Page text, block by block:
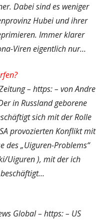
Dabei sind es weniger
Hubei und ihrer
Immer klarer
Viren eigentlich nur…
– https: – von Andre
in Russland geborene
sich mit der Rolle
provozierten Konflikt mit
des „Uiguren-Problems“
Uiguren ), mit der ich
Global – https: – US